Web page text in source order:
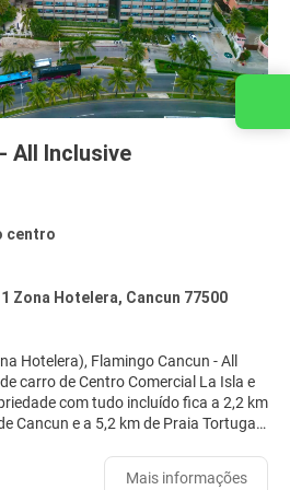
All Inclusive
centro
Zona Hotelera, Cancun 77500
Hotelera), Flamingo Cancun - All
carro de Centro Comercial La Isla e
Cancun e a 5,2 km de Praia Tortugas.
externas ou aproveite outras
uma academia. estaMais informações
Entre em contato conosco